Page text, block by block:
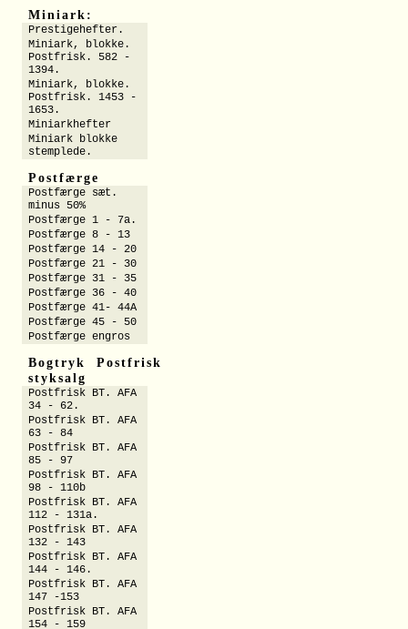
Miniark:
Prestigehefter.
Miniark, blokke.
Postfrisk. 582 -
1394.
Miniark, blokke.
Postfrisk. 1453 -
1653.
Miniarkhefter
Miniark blokke
stemplede.
Postfærge
Postfærge sæt.
minus 50%
Postfærge 1 - 7a.
Postfærge 8 - 13
Postfærge 14 - 20
Postfærge 21 - 30
Postfærge 31 - 35
Postfærge 36 - 40
Postfærge 41- 44A
Postfærge 45 - 50
Postfærge engros
Bogtryk Postfrisk
styksalg
Postfrisk BT. AFA
34 - 62.
Postfrisk BT. AFA
63 - 84
Postfrisk BT. AFA
85 - 97
Postfrisk BT. AFA
98 - 110b
Postfrisk BT. AFA
112 - 131a.
Postfrisk BT. AFA
132 - 143
Postfrisk BT. AFA
144 - 146.
Postfrisk BT. AFA
147 -153
Postfrisk BT. AFA
154 - 159